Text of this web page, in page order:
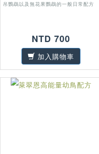
吊鸚鵡以及無花果鸚鵡的一般日常配方
NTD 700
加入購物車